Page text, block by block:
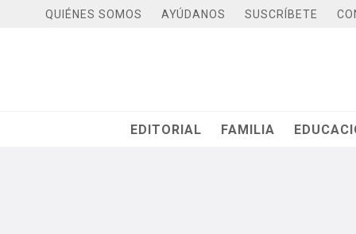
QUIÉNES SOMOS AYÚDANOS SUSCRÍBETE
EDITORIAL FAMILIA